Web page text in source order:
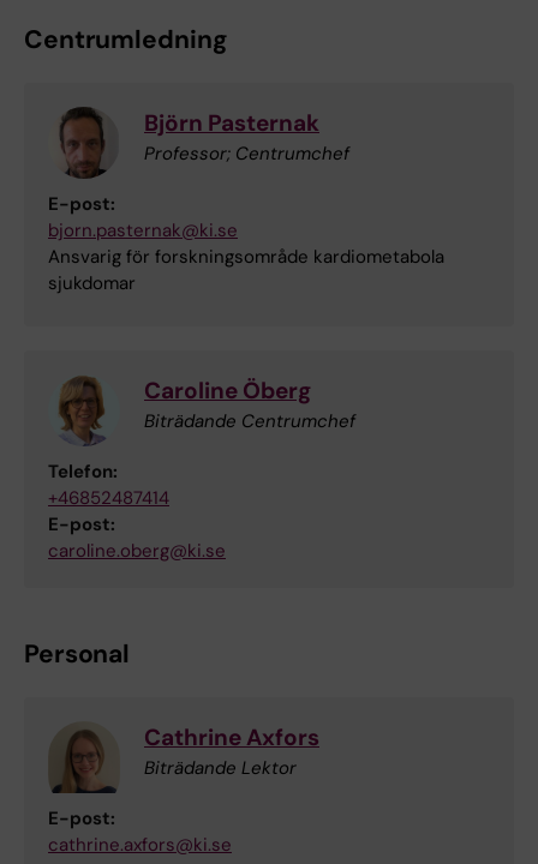
Centrumledning
Björn Pasternak
Professor; Centrumchef
E-post:
bjorn.pasternak@ki.se
Ansvarig för forskningsområde kardiometabola
sjukdomar
Caroline Öberg
Biträdande Centrumchef
Telefon:
+46852487414
E-post:
caroline.oberg@ki.se
Personal
Cathrine Axfors
Biträdande Lektor
E-post:
cathrine.axfors@ki.se